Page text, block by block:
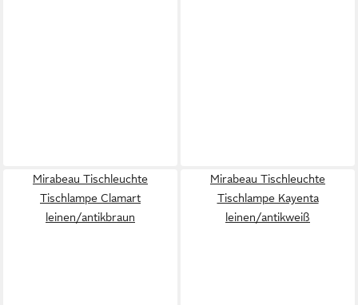
Mirabeau Tischleuchte
Tischlampe Clamart
leinen/antikbraun
Mirabeau Tischleuchte
Tischlampe Kayenta
leinen/antikweiß